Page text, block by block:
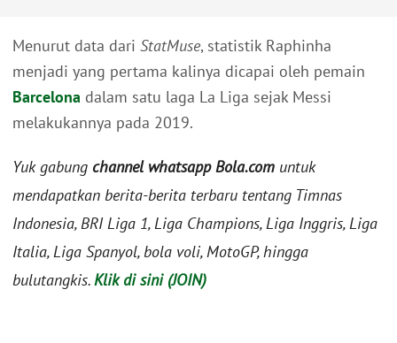
Menurut data dari StatMuse, statistik Raphinha
menjadi yang pertama kalinya dicapai oleh pemain
Barcelona dalam satu laga La Liga sejak Messi
melakukannya pada 2019.
Yuk gabung channel whatsapp Bola.com untuk
mendapatkan berita-berita terbaru tentang Timnas
Indonesia, BRI Liga 1, Liga Champions, Liga Inggris, Liga
Italia, Liga Spanyol, bola voli, MotoGP, hingga
bulutangkis.Klik di sini (JOIN)